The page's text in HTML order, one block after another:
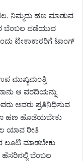
ನಿಮ್ಮದು ಹಣ ಮಾಡುವ
ಬೆಂಬಲ ಪಡೆಯುವ
ಟೀಕಾಕಾರರಿಗೆ ಟಾಂಗ್
ಮುಖ್ಯಮಂತ್ರಿ
ನಾನು ಆ ವರದಿಯನ್ನು
ಅವರು ಪ್ರತಿನಿಧಿಸುವ
ಹಣ ಹೊಡೆಯಬೇಕು
ಯಾವ ರೀತಿ
ಲೂಟಿ ಮಾಡಬೇಕು
ಹೆಸರಿನಲ್ಲಿ ಬೆಂಬಲ